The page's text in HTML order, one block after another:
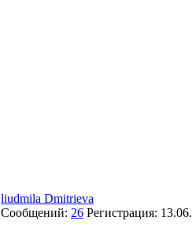
liudmila Dmitrieva
Сообщений: 26 Регистрация: